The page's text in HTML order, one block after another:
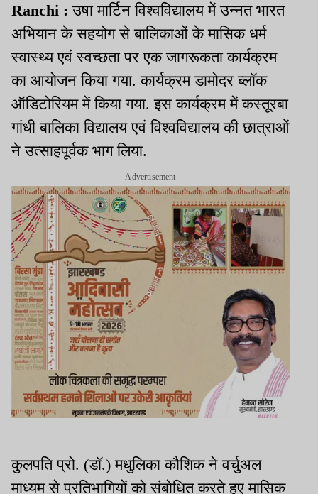
Ranchi :उषा मार्टिन विश्वविद्यालय में उन्नत भारत
अभियान के सहयोग से बालिकाओं के मासिक धर्म
स्वास्थ्य एवं स्वच्छता पर एक जागरूकता कार्यक्रम
का आयोजन किया गया. कार्यक्रम डामोदर ब्लॉक
ऑडिटोरियम में किया गया. इस कार्यक्रम में कस्तूरबा
गांधी बालिका विद्यालय एवं विश्वविद्यालय की छात्राओं
ने उत्साहपूर्वक भाग लिया.
Advertisement
कुलपति प्रो. (डॉ.) मधुलिका कौशिक ने वर्चुअल
माध्यम से प्रतिभागियों को संबोधित करते हुए मासिक